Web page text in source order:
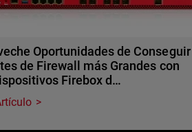
Oportunidades de Conseguir
de Firewall más Grandes con
Firebox d…